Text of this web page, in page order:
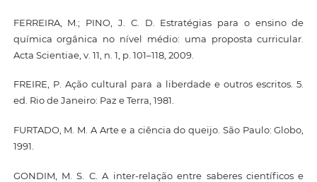
FERREIRA, M.; PINO, J. C. D. Estratégias para o ensino de
química orgânica no nível médio: uma proposta curricular.
Acta Scientiae, v. 11, n. 1, p. 101–118, 2009.
FREIRE, P. Ação cultural para a liberdade e outros escritos. 5.
ed. Rio de Janeiro: Paz e Terra, 1981.
FURTADO, M. M. A Arte e a ciência do queijo. São Paulo: Globo,
1991.
GONDIM, M. S. C. A inter-relação entre saberes científicos e